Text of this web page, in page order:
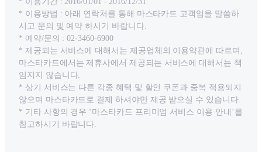
* 이용방법 : 아래 연락처를 통해 마스타카드 고객임을 말씀하
시고 문의 및 예약 하시기 바랍니다.
* 예약/문의 : 02-3460-6900
* 제공되는 서비스에 대해서는 제공업체의 이용약관에 따르며,
마스타카드에서는 제휴사에서 제공되는 서비스에 대해서는 책
임지지 않습니다.
* 상기 서비스는 다른 각종 혜택 및 할인 쿠폰과 중복 적용되지
않으며 마스타카드로 결제 하셔야만 제공 받으실 수 있습니다.
* 기타 사항의 경우 ‘마스타카드 프리미엄 서비스 이용 안내’를
참고하시기 바랍니다.